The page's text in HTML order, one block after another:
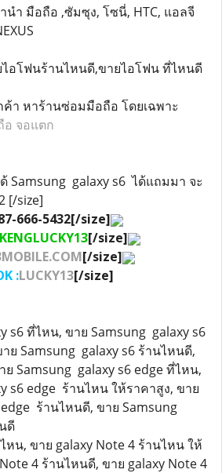
นำ มือถือ ,ซัมซุง, โซนี่, HTC, แอลจี
อโฟนร้านไหนดี,ขายไอโฟน ที่ไหนดี
ค้า หาร้านซ่อมมือถือ โดยเฉพาะ
จอแตก
Samsung galaxy s6 ได้แถมมา จะ
[/size]
666-5432[/size]
[/size]
[/size]
:LUCKY13[/size]
s6 ที่ไหน, ขาย Samsung galaxy s6
ย Samsung galaxy s6 ร้านไหนดี,
Samsung galaxy s6 edge ที่ไหน,
s6 edge ร้านไหน ให้ราคาสูง, ขาย
ร้านไหนดี, ขาย Samsung
ดี
หน, ขาย galaxy Note 4 ร้านไหน ให้
4 ร้านไหนดี, ขาย galaxy Note 4